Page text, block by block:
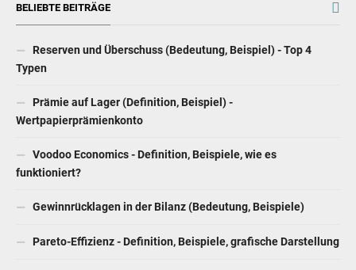
BELIEBTE BEITRÄGE
Reserven und Überschuss (Bedeutung, Beispiel) - Top 4
Typen
Prämie auf Lager (Definition, Beispiel) -
Wertpapierprämienkonto
Voodoo Economics - Definition, Beispiele, wie es
funktioniert?
Gewinnrücklagen in der Bilanz (Bedeutung, Beispiele)
Pareto-Effizienz - Definition, Beispiele, grafische Darstellung